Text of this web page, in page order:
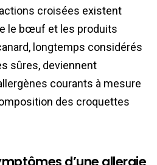
croisées existent
le bœuf et les produits
longtemps considérés
sûres, deviennent
courants à mesure
des croquettes